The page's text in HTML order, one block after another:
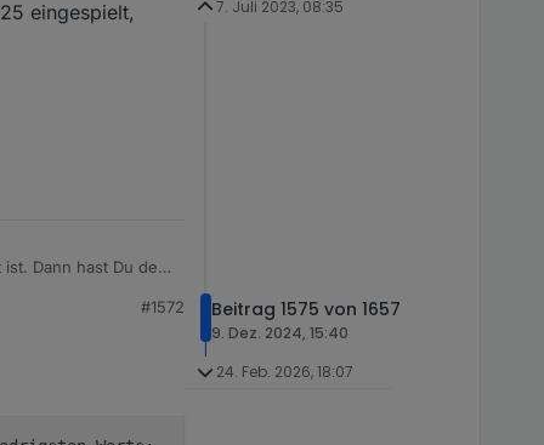
es mir an. Evtl. hast
eingespielt,
Dann hast Du den
ab Zeile
es mir an. Evtl. hast
#1572
7. Juli 2023, 08:35
Beitrag 1575 von 1657
9. Dez. 2024, 15:40
24. Feb. 2026, 18:07